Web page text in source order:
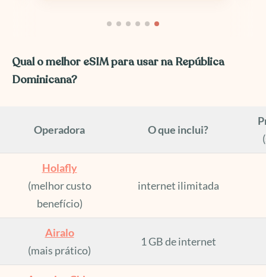
Qual o melhor eSIM para usar na República
Dominicana?
Operadora O que inclui?
Holafly
(melhor custo
benefício)
internet ilimitada
Airalo
(mais prático)
1 GB de internet